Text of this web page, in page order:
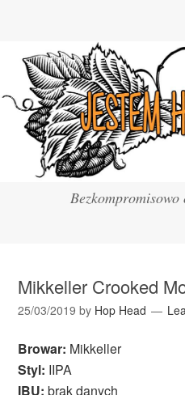
Mikkeller Crooked
25/03/2019 by Hop Head
Browar: Mikkeller
Styl: IIPA
IBU: brak danych